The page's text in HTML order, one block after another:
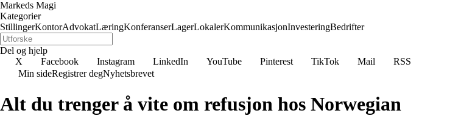
Markeds Magi
Kategorier
StillingerKontorAdvokatLæringKonferanserLagerLokalerKommunikasjonInvesteringBedrifter
Del og hjelp
X
Facebook Instagram LinkedIn YouTube Pinterest TikTok Mail
RSS
Min sideRegistrer degNyhetsbrevet
Alt du trenger å vite om refusjon hos Norwegian